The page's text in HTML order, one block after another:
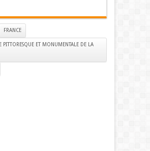
FRANCE
PITTORESQUE ET MONUMENTALE DE LA